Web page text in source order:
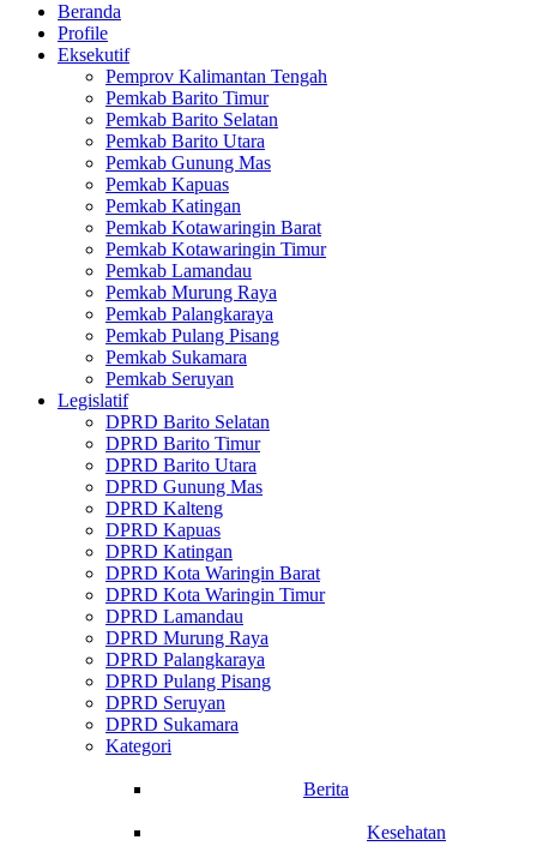
Beranda
Profile
Eksekutif
Pemprov Kalimantan Tengah
Pemkab Barito Timur
Pemkab Barito Selatan
Pemkab Barito Utara
Pemkab Gunung Mas
Pemkab Kapuas
Pemkab Katingan
Pemkab Kotawaringin Barat
Pemkab Kotawaringin Timur
Pemkab Lamandau
Pemkab Murung Raya
Pemkab Palangkaraya
Pemkab Pulang Pisang
Pemkab Sukamara
Pemkab Seruyan
Legislatif
DPRD Barito Selatan
DPRD Barito Timur
DPRD Barito Utara
DPRD Gunung Mas
DPRD Kalteng
DPRD Kapuas
DPRD Katingan
DPRD Kota Waringin Barat
DPRD Kota Waringin Timur
DPRD Lamandau
DPRD Murung Raya
DPRD Palangkaraya
DPRD Pulang Pisang
DPRD Seruyan
DPRD Sukamara
Kategori
Berita
Kesehatan